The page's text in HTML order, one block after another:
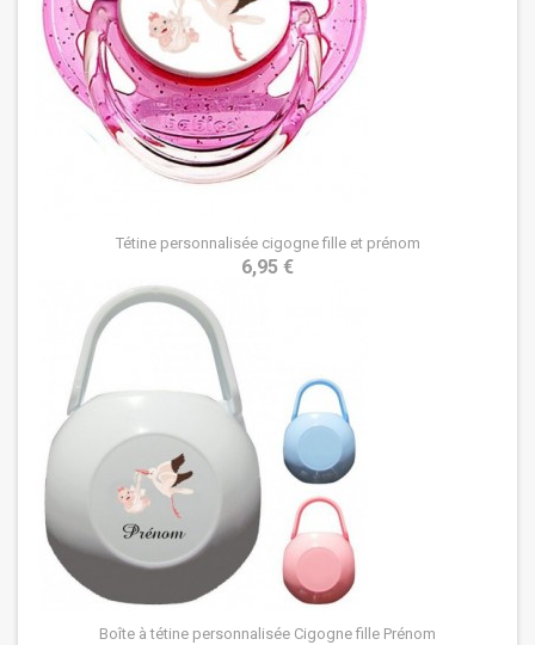
Tétine personnalisée cigogne fille et prénom
6,95 €
Boîte à tétine personnalisée Cigogne fille Prénom